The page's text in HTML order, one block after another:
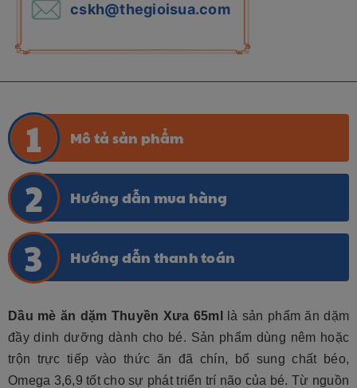
cskh@thegioisua.com
Mô tả sản phẩm
Hướng dẫn mua hàng
Hướng dẫn thanh toán
Dầu mè ăn dặm Thuyền Xưa 65ml
là sản phẩm ăn dặm
đầy dinh dưỡng dành cho bé. Sản phẩm dùng nêm hoặc
trộn trực tiếp vào thức ăn đã chín, bổ sung chất béo,
Omega 3,6,9 tốt cho sự phát triển trí não của bé. Từ nguồn